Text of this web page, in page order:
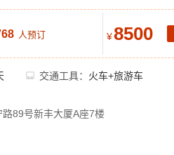
人预订 ¥8500
交通工具： 火车+旅游车
89号新丰大厦A座7楼